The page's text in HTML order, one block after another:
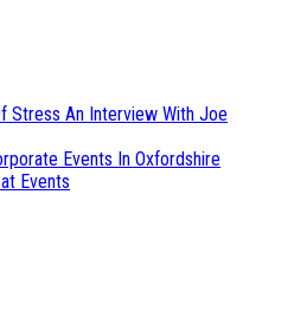
Stress An Interview With Joe
Events In Oxfordshire
Events